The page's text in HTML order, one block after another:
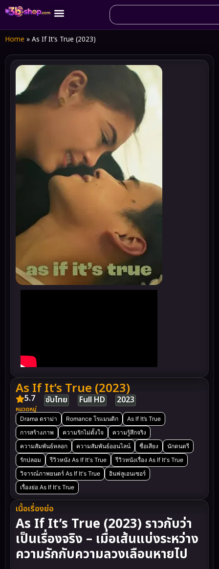
Home » As If It’s True (2023)
As If It’s True (2023)
5.7 ซับไทย Full HD 2023
หมวดหมู่
Drama ดราม่า Romance โรแมนติก
As If It’s True
การสร้างภาพ
ความรักไม่ตั้งใจ
ความรู้สึกจริง
ความสัมพันธ์หลอก
ความสัมพันธ์ออนไลน์ ชื่อเสียง
นักดนตรี
รักปลอม
รีวิวหนัง As If It's True
รีวิวหนังเรื่อง As If It's True
วิจารณ์ภาพยนตร์ As If It's True
อินฟลูเอนเซอร์
เรื่องย่อ As If It's True
เนื้อเรื่องย่อ
As If It’s True (2023) ราวกับว่า
เป็นเรื่องจริง – เมื่อเส้นแบ่งระหว่าง
ความรักกับความลวงเลือนหายไป